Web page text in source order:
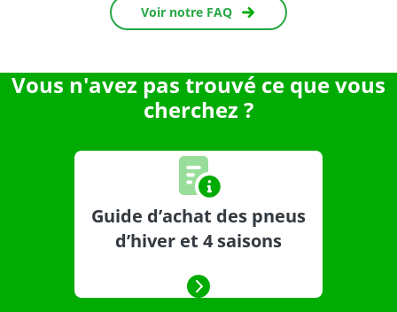
Voir notre FAQ
Vous n'avez pas trouvé ce que vous
cherchez ?
Guide d’achat des pneus
d’hiver et 4 saisons